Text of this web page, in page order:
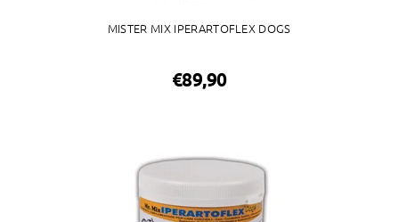
MISTER MIX IPERARTOFLEX DOGS
€89,90